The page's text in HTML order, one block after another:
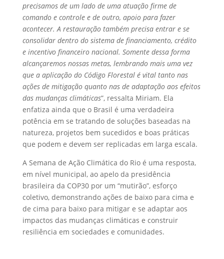
precisamos de um lado de uma atuação firme de
comando e controle e de outro, apoio para fazer
acontecer. A restauração também precisa entrar e se
consolidar dentro do sistema de financiamento, crédito
e incentivo financeiro nacional. Somente dessa forma
alcançaremos nossas metas, lembrando mais uma vez
que a aplicação do Código Florestal é vital tanto nas
ações de mitigação quanto nas de adaptação aos efeitos
das mudanças climáticas”, ressalta Miriam. Ela
enfatiza ainda que o Brasil é uma verdadeira
potência em se tratando de soluções baseadas na
natureza, projetos bem sucedidos e boas práticas
que podem e devem ser replicadas em larga escala.
A Semana de Ação Climática do Rio é uma resposta,
em nível municipal, ao apelo da presidência
brasileira da COP30 por um “mutirão”, esforço
coletivo, demonstrando ações de baixo para cima e
de cima para baixo para mitigar e se adaptar aos
impactos das mudanças climáticas e construir
resiliência em sociedades e comunidades.